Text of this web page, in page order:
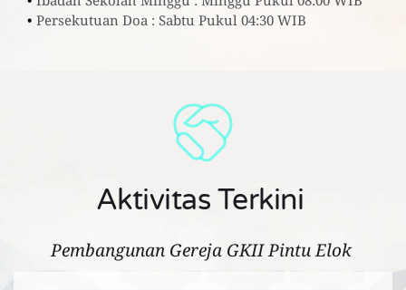
Persekutuan Doa : Sabtu Pukul 04:30 WIB
Aktivitas Terkini
Pembangunan Gereja GKII Pintu Elok